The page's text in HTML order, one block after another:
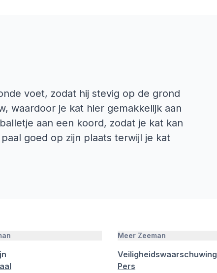
voet, zodat hij stevig op de grond
waardoor je kat hier gemakkelijk aan
aan een koord, zodat je kat kan
goed op zijn plaats terwijl je kat
Meer Zeeman
Veiligheidswaarschuwing
Pers